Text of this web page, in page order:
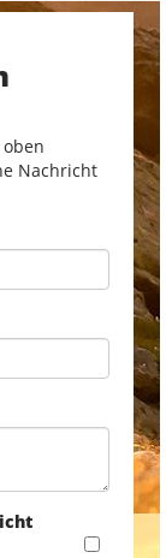
Nachricht